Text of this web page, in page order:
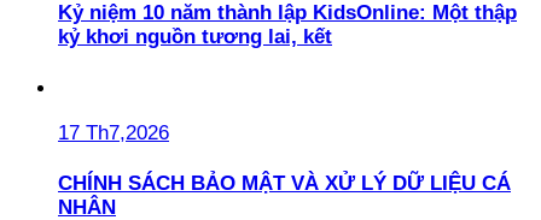
Kỷ niệm 10 năm thành lập KidsOnline: Một thập
kỷ khơi nguồn tương lai, kết
17 Th7,2026
CHÍNH SÁCH BẢO MẬT VÀ XỬ LÝ DỮ LIỆU CÁ
NHÂN